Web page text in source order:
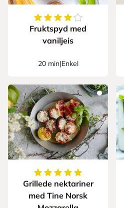
4.5av5 stjerner
Fruktspyd med
vaniljeis
20 min|Enkel
5av5stjerner
Grillede nektariner
med Tine Norsk